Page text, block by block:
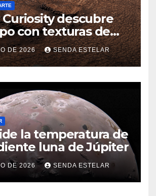
Curiosity descubre
con texturas de
DE 2026 SENDA ESTELAR
la temperatura de
luna de Júpiter
DE 2026 SENDA ESTELAR